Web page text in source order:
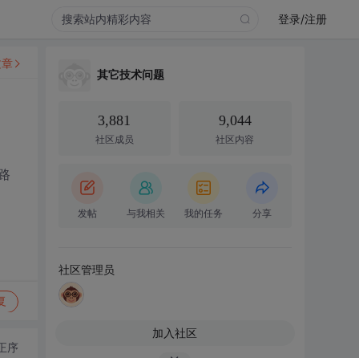
登录/注册
序
其它技术问题
3,881
社区成员
9,044
社区内容
发帖 与我相关 我的任务 分享
社区管理员
加入社区